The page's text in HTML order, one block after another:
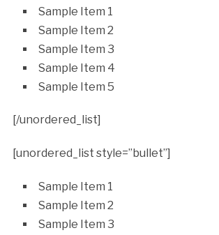
Sample Item 1
Sample Item 2
Sample Item 3
Sample Item 4
Sample Item 5
[/unordered_list]
[unordered_list style=”bullet”]
Sample Item 1
Sample Item 2
Sample Item 3